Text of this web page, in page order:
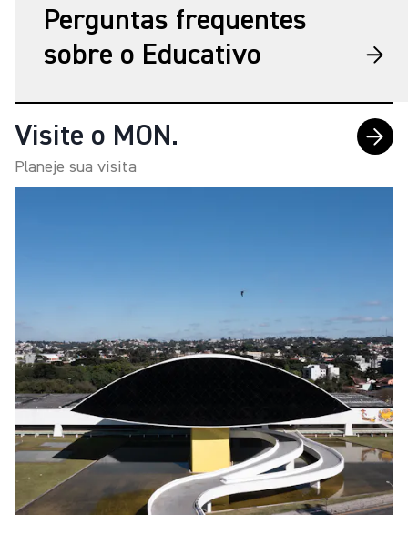
Perguntas frequentes
sobre o Educativo
Visite o MON.
Planeje sua visita